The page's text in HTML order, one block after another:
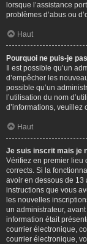
lorsque l’assistance
problèmes d’abus ou
Haut
Pourquoi ne puis-je
Il est possible qu’un
d’empêcher les
possible qu’un
l’utilisation du nom
d’informations, veuillez
Haut
Je suis inscrit mais je
Vérifiez en premier lieu
corrects. Si la
avoir en dessous de 13
instructions que vous
les nouvelles
un administrateur,
information était
courrier électronique,
courrier électronique,